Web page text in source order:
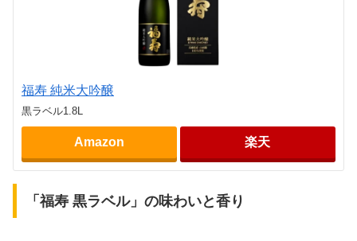
福寿 純米大吟醸
黒ラベル1.8L
Amazon 楽天
「福寿 黒ラベル」の味わいと香り